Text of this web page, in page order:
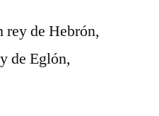
rey de Hebrón,
de Eglón,